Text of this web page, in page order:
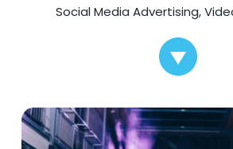
Social Media Advertising,